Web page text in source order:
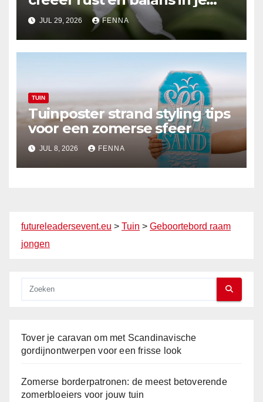
tuinontwerp
JUL 29, 2026 FENNA
TUIN
Tuinposter strand styling tips
voor een zomerse sfeer
JUL 8, 2026 FENNA
futureleadersevent.eu > Tuin > Geboortebord raam
jongen
Tover je caravan om met Scandinavische
gordijnontwerpen voor een frisse look
Zomerse borderpatronen: de meest betoverende
zomerbloeiers voor jouw tuin